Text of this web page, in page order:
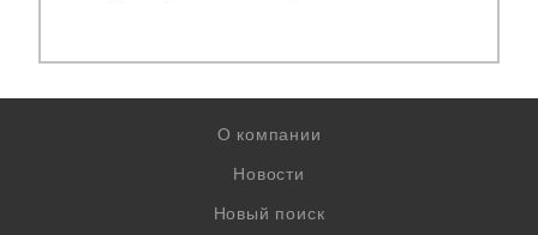
О компании
Новости
Новый поиск